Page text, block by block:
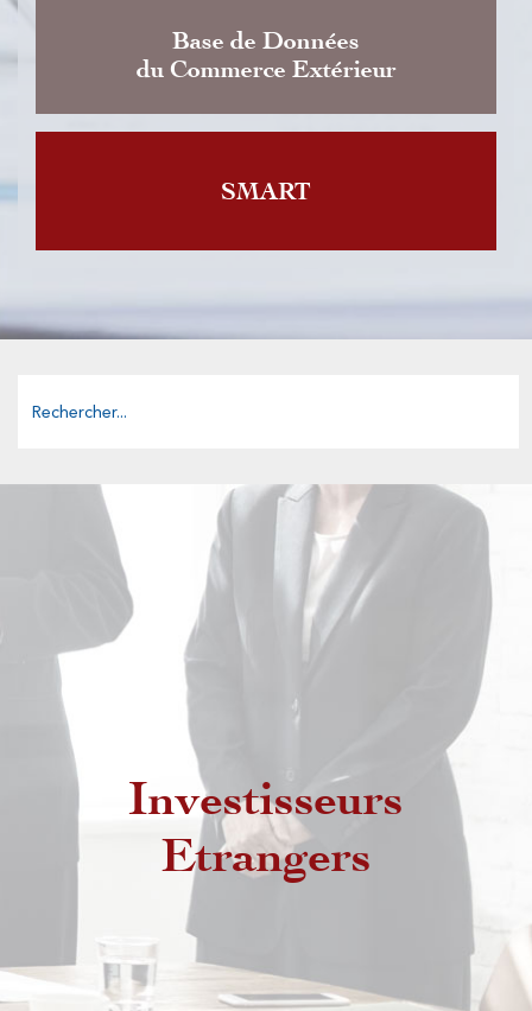
Base de Données
du Commerce Extérieur
SMART
Investisseurs
Etrangers
Etrangers non résidents
Etrangers résidents au Maroc
MRE